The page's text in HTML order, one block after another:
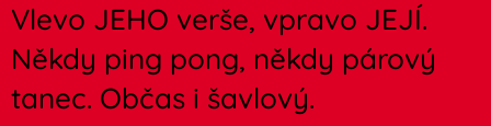
Vlevo JEHO verše, vpravo JEJÍ.
Někdy ping pong, někdy párový
tanec. Občas i šavlový.